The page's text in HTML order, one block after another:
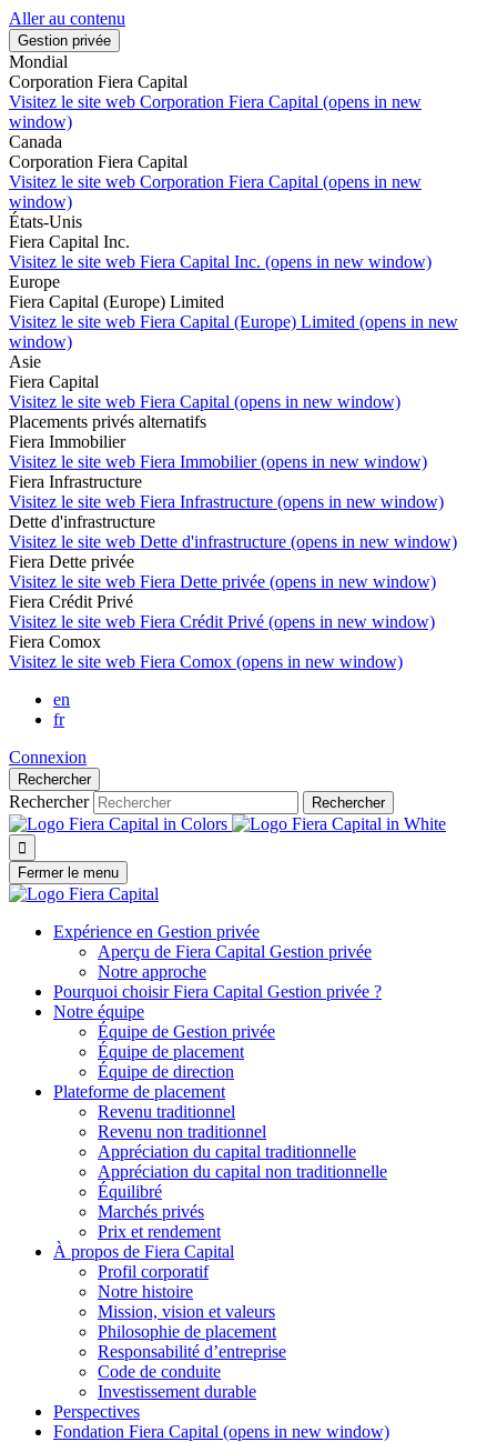
Aller au contenu
Gestion privée
Mondial
Corporation Fiera Capital
Visitez le site web Corporation Fiera Capital (opens in new
window)
Canada
Corporation Fiera Capital
Visitez le site web Corporation Fiera Capital (opens in new
window)
États-Unis
Fiera Capital Inc.
Visitez le site web Fiera Capital Inc. (opens in new window)
Europe
Fiera Capital (Europe) Limited
Visitez le site web Fiera Capital (Europe) Limited (opens in new
window)
Asie
Fiera Capital
Visitez le site web Fiera Capital (opens in new window)
Placements privés alternatifs
Fiera Immobilier
Visitez le site web Fiera Immobilier (opens in new window)
Fiera Infrastructure
Visitez le site web Fiera Infrastructure (opens in new window)
Dette d'infrastructure
Visitez le site web Dette d'infrastructure (opens in new window)
Fiera Dette privée
Visitez le site web Fiera Dette privée (opens in new window)
Fiera Crédit Privé
Visitez le site web Fiera Crédit Privé (opens in new window)
Fiera Comox
Visitez le site web Fiera Comox (opens in new window)
en
fr
Connexion
Rechercher
Rechercher Rechercher

Fermer le menu
Expérience en Gestion privée
Aperçu de Fiera Capital Gestion privée
Notre approche
Pourquoi choisirFiera Capital Gestion privée ?
Notre équipe
Équipe de Gestion privée
Équipe de placement
Équipe de direction
Plateforme de placement
Revenu traditionnel
Revenu non traditionnel
Appréciation du capital traditionnelle
Appréciation du capital non traditionnelle
Équilibré
Marchés privés
Prix et rendement
À propos de Fiera Capital
Profil corporatif
Notre histoire
Mission, vision et valeurs
Philosophie de placement
Responsabilité d’entreprise
Code de conduite
Investissement durable
Perspectives
Fondation Fiera Capital (opens in new window)